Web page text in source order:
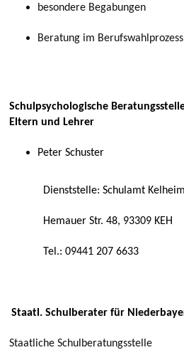
besondere Begabungen
Beratung im Berufswahlprozess
Schulpsychologische
Eltern und Lehrer
Peter Schuster
Dienststelle: Schulamt Kelheim
Hemauer Str. 48, 93309 KEH
Tel.: 09441 207 6633
Staatl. Schulberater für
Staatliche Schulberatungsstelle